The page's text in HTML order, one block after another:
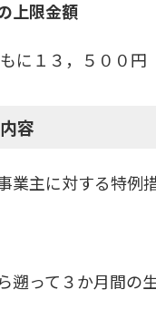
上限金額
に１３，５００円
容
業主に対する特例
遡って３か月間の